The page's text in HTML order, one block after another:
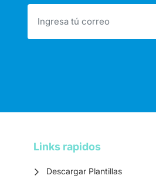
Links rapidos
Descargar Plantillas